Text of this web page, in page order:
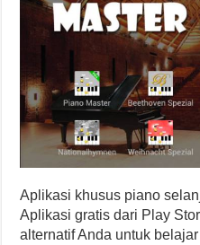
Aplikasi khusus piano
Aplikasi gratis dari Play
alternatif Anda untuk